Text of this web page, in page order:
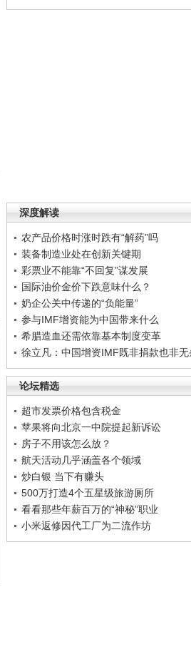
深度解读
农产品价格时涨时跌有“解药”吗
装备制造业处在创新关键期
彩票业不能靠“不回复”谋发展
国际油价金价下跌意味什么？
奶企公关中传递的“负能量”
参与IMF增资能为中国带来什么
希腊造血还需依靠基本制度变革
徐立凡：中国增资IMF既非捐款也非无
论坛精选
超市发票价格包含税金
苹果将向北京一中院提起新诉讼
房子不用该怎么放？
航天活动几乎涵盖各个领域
炒白银 当下有赚头
500万打造4个五星级旅游厕所
看看那些年薪百万的“神秘”职业
小米返修因代工厂为二流作坊